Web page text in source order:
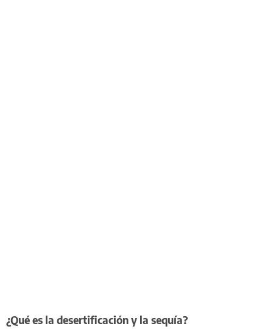
¿Qué es la desertificación y la sequía?